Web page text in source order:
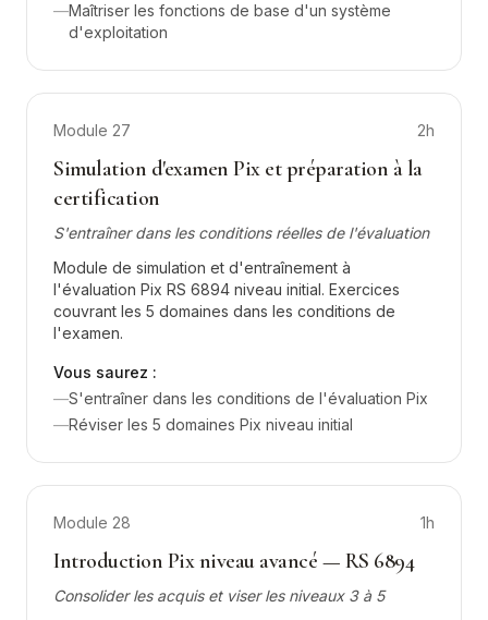
—Maîtriser les fonctions de base d'un système
d'exploitation
Module 27 2h
Simulation d'examen Pix et préparation à la
certification
S'entraîner dans les conditions réelles de l'évaluation
Module de simulation et d'entraînement à
l'évaluation Pix RS 6894 niveau initial. Exercices
couvrant les 5 domaines dans les conditions de
l'examen.
Vous saurez :
—S'entraîner dans les conditions de l'évaluation Pix
—Réviser les 5 domaines Pix niveau initial
Module 28 1h
Introduction Pix niveau avancé — RS 6894
Consolider les acquis et viser les niveaux 3 à 5